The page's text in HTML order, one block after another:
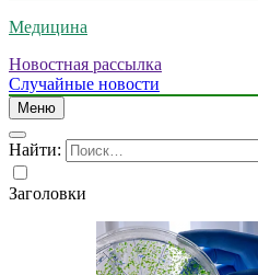
Медицина
Новостная рассылка
Случайные новости
Меню
Найти:
Заголовки